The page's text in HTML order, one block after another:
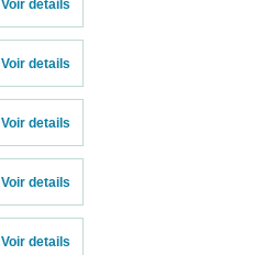
Voir details
Voir details
Voir details
Voir details
Voir details